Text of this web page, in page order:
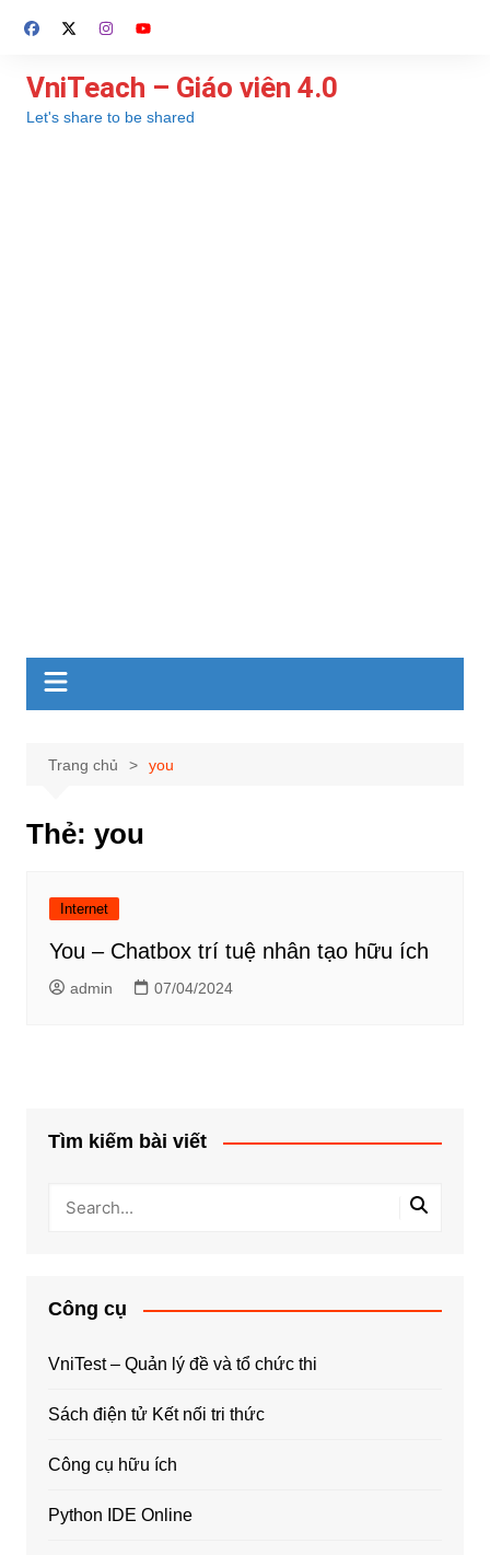
đến
dung
VniTeach – Giáo viên 4.0
Let's share to be shared
Trang chủ you
Thẻ: you
Internet
You – Chatbox trí tuệ nhân tạo hữu ích
admin 07/04/2024
Tìm kiếm bài viết
Công cụ
VniTest – Quản lý đề và tổ chức thi
Sách điện tử Kết nối tri thức
Công cụ hữu ích
Python IDE Online